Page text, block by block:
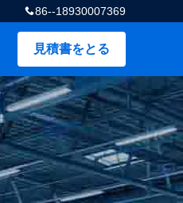
86--18930007369
見積書をとる